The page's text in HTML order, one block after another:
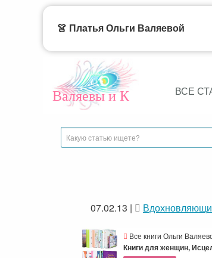
Валяевы и К ВСЕ
07.02.13 |
Все книги Ольги
Книги для женщин,
👗 Платья Ольги Валяевой